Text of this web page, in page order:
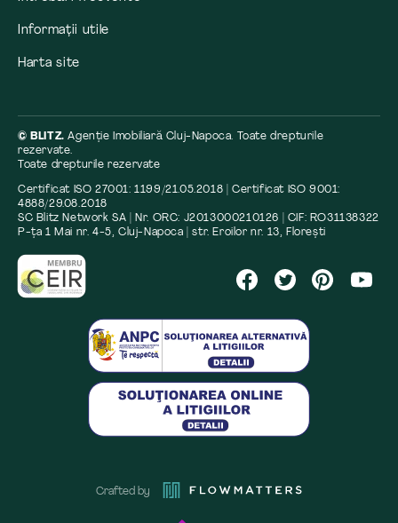
Informații utile
Harta site
© BLITZ.Agenție Imobiliară Cluj-Napoca. Toate drepturile
rezervate.
Toate drepturile rezervate
Certificat ISO 27001: 1199/21.05.2018 | Certificat ISO 9001:
4888/29.08.2018
SC Blitz Network SA | Nr. ORC: J2013000210126 | CIF: RO31138322
P-ța 1 Mai nr. 4-5, Cluj-Napoca | str. Eroilor nr. 13, Florești
Crafted by